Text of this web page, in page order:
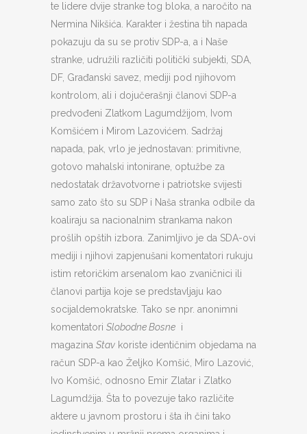
te lidere dvije stranke tog bloka, a naročito na
Nermina Nikšića. Karakter i žestina tih napada
pokazuju da su se protiv SDP-a, a i Naše
stranke, udružili različiti politički subjekti, SDA,
DF, Građanski savez, mediji pod njihovom
kontrolom, ali i dojučerašnji članovi SDP-a
predvođeni Zlatkom Lagumdžijom, Ivom
Komšićem i Mirom Lazovićem. Sadržaj
napada, pak, vrlo je jednostavan: primitivne,
gotovo mahalski intonirane, optužbe za
nedostatak državotvorne i patriotske svijesti
samo zato što su SDP i Naša stranka odbile da
koaliraju sa nacionalnim strankama nakon
prošlih opštih izbora. Zanimljivo je da SDA-ovi
mediji i njihovi zapjenušani komentatori rukuju
istim retoričkim arsenalom kao zvaničnici ili
članovi partija koje se predstavljaju kao
socijaldemokratske. Tako se npr. anonimni
komentatori Slobodne Bosne i
magazina Stav koriste identičnim objedama na
račun SDP-a kao Željko Komšić, Miro Lazović,
Ivo Komšić, odnosno Emir Zlatar i Zlatko
Lagumdžija. Šta to povezuje tako različite
aktere u javnom prostoru i šta ih čini tako